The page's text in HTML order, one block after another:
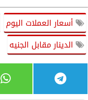
أسعار العملات اليوم
الدينار مقابل الجنيه